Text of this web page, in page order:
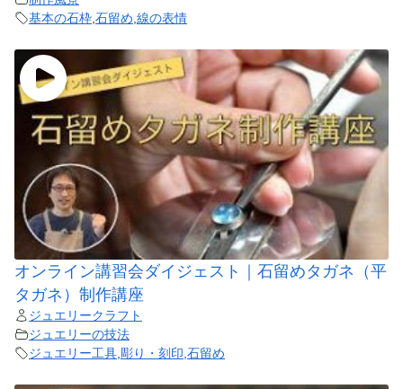
基本の石枠 石留め 線の表情
オンライン講習会ダイジェスト｜石留めタガネ（平
タガネ）制作講座
ジュエリークラフト
ジュエリーの技法
ジュエリー工具 彫り・刻印 石留め